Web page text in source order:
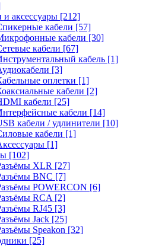
и аксессуары [212]
кабели [57]
кабели [30]
кабели [67]
кабель [1]
[3]
оплетки [1]
кабели [2]
кабели [25]
кабели [14]
кабели / удлинители [10]
кабели [1]
[1]
[102]
XLR [27]
BNC [7]
POWERCON [6]
RCA [2]
RJ45 [3]
Jack [25]
Speakon [32]
[25]